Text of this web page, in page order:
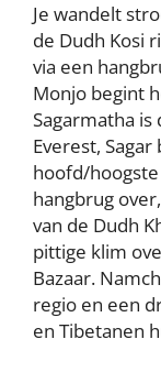
Je wandelt
de Dudh Kosi
via een
Monjo begint
Sagarmatha
Everest,
hoofd/
hangbrug
van de Dudh
pittige klim
Bazaar.
regio en een
en Tibetanen